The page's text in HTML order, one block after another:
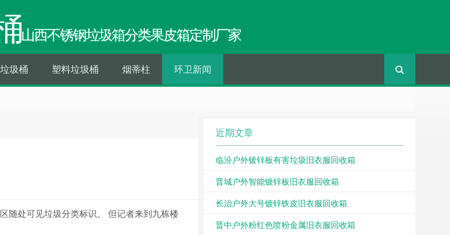
山西不锈钢垃圾箱分类果皮箱定制厂家
圾桶 塑料垃圾桶 烟蒂柱 环卫新闻
随处可见垃圾分类标识。 但记者来到九栋楼
近期文章
临汾户外镀锌板有害垃圾旧衣服回收箱
晋城户外智能镀锌板旧衣服回收箱
长治户外大号镀锌铁皮旧衣服回收箱
晋中户外粉红色喷粉金属旧衣服回收箱